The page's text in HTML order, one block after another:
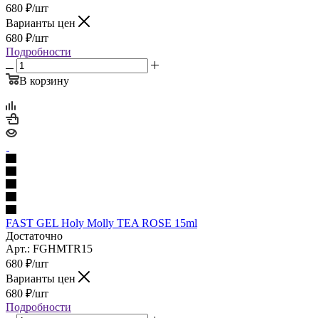
680 ₽/шт
Варианты цен
680 ₽/шт
Подробности
В корзину
FAST GEL Holy Molly TEA ROSE 15ml
Достаточно
Арт.: FGHMTR15
680 ₽/шт
Варианты цен
680 ₽/шт
Подробности